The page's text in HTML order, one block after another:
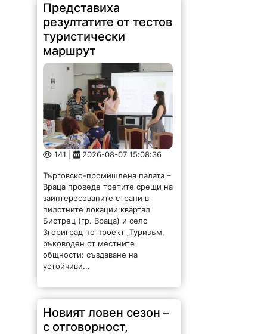
Представиха
резултатите от тестов
туристически
маршрут
141 | 2026-08-07 15:08:36
Търговско-промишлена палата –
Враца проведе третите срещи на
заинтересованите страни в
пилотните локации квартал
Бистрец (гр. Враца) и село
Згориград по проект „Туризъм,
ръководен от местните
общности: създаване на
устойчиви...
Новият ловен сезон –
с отговорност,